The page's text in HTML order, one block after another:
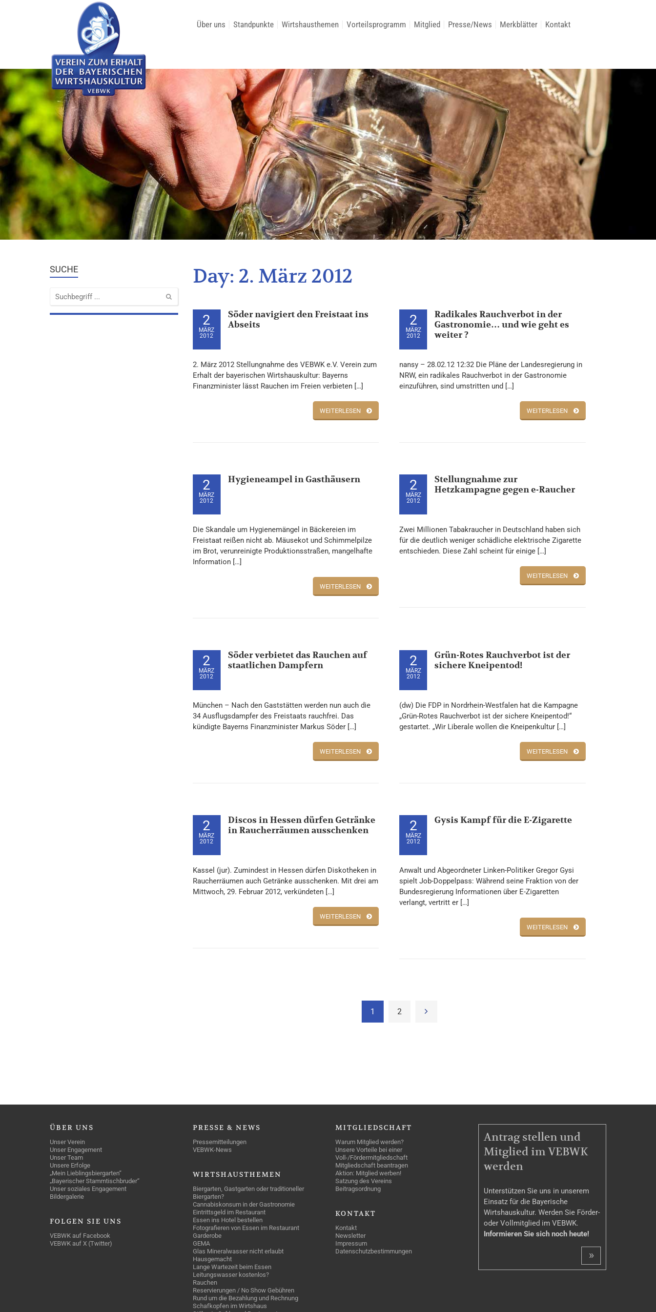
Über uns Standpunkte Wirtshausthemen Vorteilsprogramm Mitglied Presse/News Merkblätter Kontakt
SUCHE Day: 2. März 2012
2
MÄRZ
2012
Söder navigiert den Freistaat ins
Abseits
2. März 2012 Stellungnahme des VEBWK e.V. Verein zum
Erhalt der bayerischen Wirtshauskultur: Bayerns
Finanzminister lässt Rauchen im Freien verbieten […]
WEITERLESEN
2
MÄRZ
2012
Radikales Rauchverbot in der
Gastronomie… und wie geht es
weiter ?
nansy – 28.02.12 12:32 Die Pläne der Landesregierung in
NRW, ein radikales Rauchverbot in der Gastronomie
einzuführen, sind umstritten und […]
WEITERLESEN
2
MÄRZ
2012
Hygieneampel in Gasthäusern
Die Skandale um Hygienemängel in Bäckereien im
Freistaat reißen nicht ab. Mäusekot und Schimmelpilze
im Brot, verunreinigte Produktionsstraßen, mangelhafte
Information […]
WEITERLESEN
2
MÄRZ
2012
Stellungnahme zur
Hetzkampagne gegen e-Raucher
Zwei Millionen Tabakraucher in Deutschland haben sich
für die deutlich weniger schädliche elektrische Zigarette
entschieden. Diese Zahl scheint für einige […]
WEITERLESEN
2
MÄRZ
2012
Söder verbietet das Rauchen auf
staatlichen Dampfern
München – Nach den Gaststätten werden nun auch die
34 Ausflugsdampfer des Freistaats rauchfrei. Das
kündigte Bayerns Finanzminister Markus Söder […]
WEITERLESEN
2
MÄRZ
2012
Grün-Rotes Rauchverbot ist der
sichere Kneipentod!
(dw) Die FDP in Nordrhein-Westfalen hat die Kampagne
„Grün-Rotes Rauchverbot ist der sichere Kneipentod!“
gestartet. „Wir Liberale wollen die Kneipenkultur […]
WEITERLESEN
2
MÄRZ
2012
Discos in Hessen dürfen Getränke
in Raucherräumen ausschenken
Kassel (jur). Zumindest in Hessen dürfen Diskotheken in
Raucherräumen auch Getränke ausschenken. Mit drei am
Mittwoch, 29. Februar 2012, verkündeten […]
WEITERLESEN
2
MÄRZ
2012
Gysis Kampf für die E-Zigarette
Anwalt und Abgeordneter Linken-Politiker Gregor Gysi
spielt Job-Doppelpass: Während seine Fraktion von der
Bundesregierung Informationen über E-Zigaretten
verlangt, vertritt er […]
WEITERLESEN
1 2
ÜBER UNS
Unser Verein
Unser Engagement
Unser Team
Unsere Erfolge
„Mein Lieblingsbiergarten“
„Bayerischer Stammtischbruder“
Unser soziales Engagement
Bildergalerie
FOLGEN SIE UNS
VEBWK auf Facebook
VEBWK auf X (Twitter)
PRESSE & NEWS
Pressemitteilungen
VEBWK-News
WIRTSHAUSTHEMEN
Biergarten, Gastgarten oder traditioneller
Biergarten?
Cannabiskonsum in der Gastronomie
Eintrittsgeld im Restaurant
Essen ins Hotel bestellen
Fotografieren von Essen im Restaurant
Garderobe
GEMA
Glas Mineralwasser nicht erlaubt
Hausgemacht
Lange Wartezeit beim Essen
Leitungswasser kostenlos?
Rauchen
Reservierungen / No Show Gebühren
Rund um die Bezahlung und Rechnung
Schafkopfen im Wirtshaus
MITGLIEDSCHAFT
Warum Mitglied werden?
Unsere Vorteile bei einer
Voll-/Fördermitgliedschaft
Mitgliedschaft beantragen
Aktion: Mitglied werben!
Satzung des Vereins
Beitragsordnung
KONTAKT
Kontakt
Newsletter
Impressum
Datenschutzbestimmungen
MITGLIEDSCHAFT
Antrag stellen und
Mitglied im VEBWK
werden
Unterstützen Sie uns in unserem
Einsatz für die Bayerische
Wirtshauskultur. Werden Sie Förder-
oder Vollmitglied im VEBWK.
Informieren Sie sich noch heute!
»